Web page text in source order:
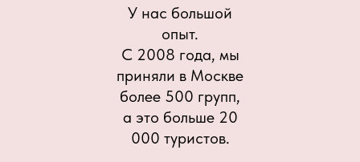
У нас большой
опыт.
С 2008 года, мы
приняли в Москве
более 500 групп,
а это больше 20
000 туристов.